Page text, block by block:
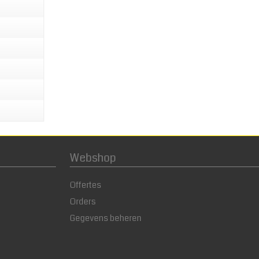
Webshop
Offertes
Orders
Gegevens beheren